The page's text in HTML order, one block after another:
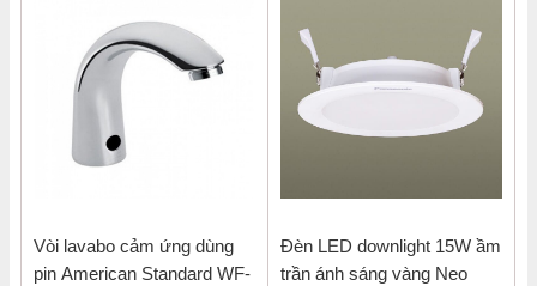
Vòi lavabo cảm ứng dùng
pin American Standard WF-
Đèn LED downlight 15W ầm
trần ánh sáng vàng Neo